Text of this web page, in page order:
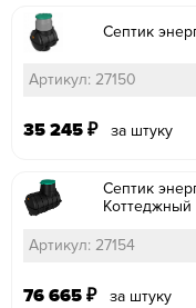
Септик
Артикул: 27150
35 245 ₽ за штуку
Септик
Артикул: 27154
76 665 ₽ за штуку